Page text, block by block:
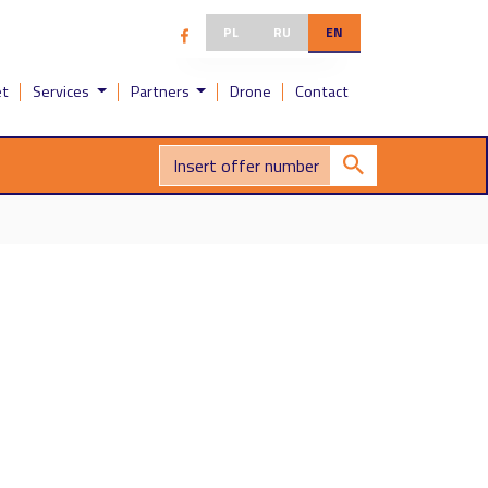
PL RU EN
Services Partners Drone Contact